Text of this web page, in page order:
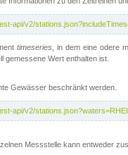
api/v2/
timeseries , in dem eine odere
gemessene Wert enthalten ist.
Gewässer beschränkt werden.
api/v2/
Messstelle kann entweder